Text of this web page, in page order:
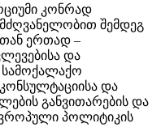
კონრად
შემდეგ
ერთად –
და
სამოქალაქო
და
განვითარების და
პოლიტიკის